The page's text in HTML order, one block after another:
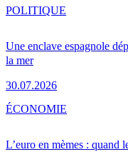
Une enclave espagnole
la mer
30.07.2026
POLITIQUE
L’euro en mèmes : quand
ÉCONOMIE